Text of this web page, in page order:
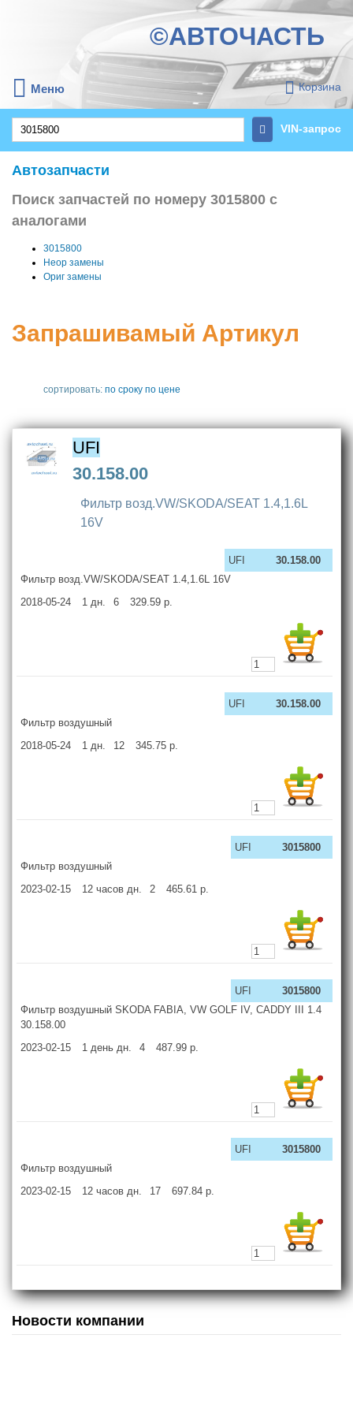
©АВТОЧАСТЬ
Меню Корзина
VIN-запрос
Автозапчасти
Поиск запчастей по номеру 3015800 с
аналогами
3015800
Неор замены
Ориг замены
Запрашивамый Артикул
сортировать: по сроку по цене
UFI
30.158.00
Фильтр возд.VW/SKODA/SEAT 1.4,1.6L
16V
UFI
30.158.00
Фильтр возд.VW/SKODA/SEAT 1.4,1.6L 16V
2018-05-24
1 дн. 6 329.59 р.
UFI
30.158.00
Фильтр воздушный
2018-05-24
1 дн. 12 345.75 р.
UFI
3015800
Фильтр воздушный
2023-02-15
12 часов дн. 2 465.61 р.
UFI
3015800
Фильтр воздушный SKODA FABIA, VW GOLF IV, CADDY III 1.4
30.158.00
2023-02-15
1 день дн. 4 487.99 р.
UFI
3015800
Фильтр воздушный
2023-02-15
12 часов дн. 17 697.84 р.
Новости компании